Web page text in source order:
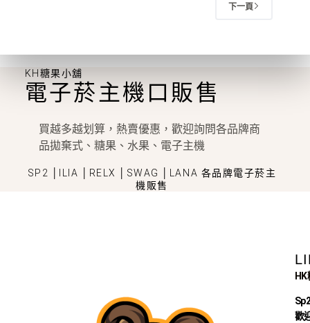
下一頁
KH糖果小舖
電子菸主機口販售
買越多越划算，熱賣優惠，歡迎詢問各品牌商
品拋棄式、糖果、水果、電子主機
SP2 │ILIA │RELX │SWAG │LANA 各品牌電子菸主
機販售
HK
歡